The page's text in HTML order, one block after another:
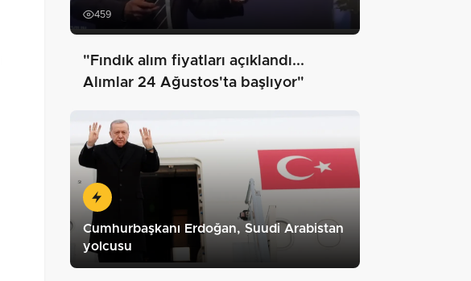
459
"Fındık alım fiyatları açıklandı...
Alımlar 24 Ağustos'ta başlıyor"
Cumhurbaşkanı Erdoğan, Suudi Arabistan
yolcusu